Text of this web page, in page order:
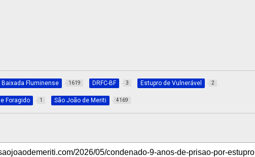
Baixada Fluminense 1619 DRFC-BF 3 Estupro de Vulnerável 2
Foragido 1 São João de Meriti 4169